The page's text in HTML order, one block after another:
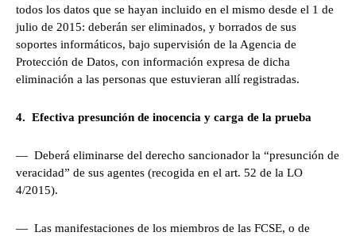
todos los datos que se hayan incluido en el mismo desde el 1 de
julio de 2015: deberán ser eliminados, y borrados de sus
soportes informáticos, bajo supervisión de la Agencia de
Protección de Datos, con información expresa de dicha
eliminación a las personas que estuvieran allí registradas.
4. Efectiva presunción de inocencia y carga de la prueba
— Deberá eliminarse del derecho sancionador la “presunción de
veracidad” de sus agentes (recogida en el art. 52 de la LO
4/2015).
— Las manifestaciones de los miembros de las FCSE, o de